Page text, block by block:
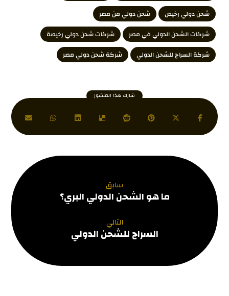
شحن دولي رخيص
شحن دولي من مصر
شركات الشحن الدولي في مصر
شركات شحن دولي رخيصة
شركة السراج للشحن الدولي
شركة شحن دولي مصر
سابق
ما هو الشحن الدولي البري؟
التالي
السراج للشحن الدولي